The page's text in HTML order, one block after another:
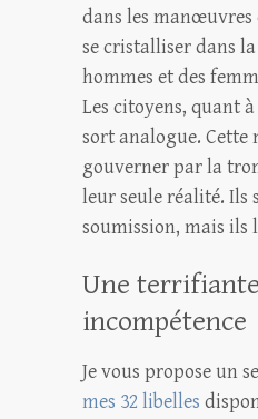
dans les manœuvres
se cristalliser dans
hommes et des
Les citoyens, quant
sort analogue. Cette
gouverner par la
leur seule réalité. Ils
soumission, mais ils
Une terrifiante
incompétence
Je vous propose un
mes 32 libelles